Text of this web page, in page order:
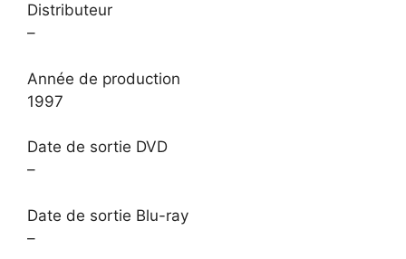
Distributeur
–
Année de production
1997
Date de sortie DVD
–
Date de sortie Blu-ray
–